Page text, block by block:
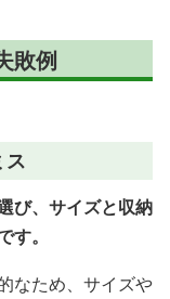
敗例
ス
び、サイズと収納
。
なため、サイズや